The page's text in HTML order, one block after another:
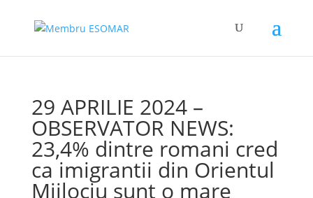
29 APRILIE 2024 –
OBSERVATOR NEWS:
23,4% dintre romani cred
ca imigrantii din Orientul
Mijlociu sunt o mare